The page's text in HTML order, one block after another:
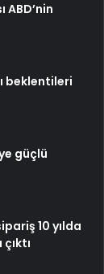
ABD’nin
beklentileri
güçlü
10 yılda